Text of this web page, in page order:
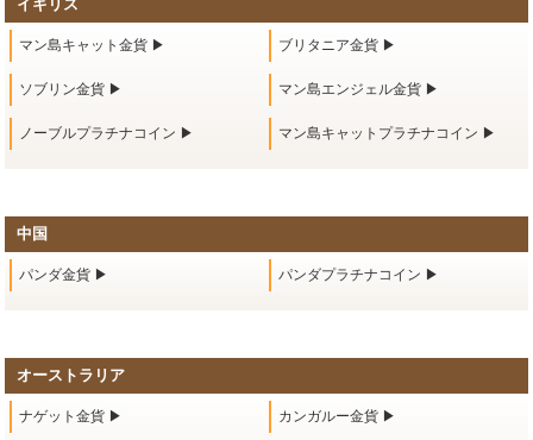
イギリス
マン島キャット金貨 ▶ ブリタニア金貨 ▶
ソブリン金貨 ▶ マン島エンジェル金貨 ▶
ノーブルプラチナコイン ▶ マン島キャットプラチナコイン ▶
中国
パンダ金貨 ▶ パンダプラチナコイン ▶
オーストラリア
ナゲット金貨 ▶ カンガルー金貨 ▶